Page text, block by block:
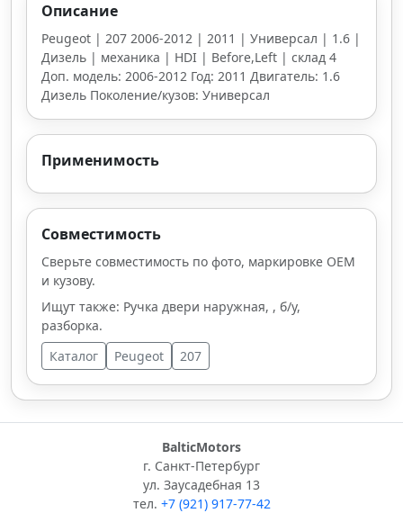
Описание
Peugeot | 207 2006-2012 | 2011 | Универсал | 1.6 |
Дизель | механика | HDI | Before,Left | склад 4
Доп. модель: 2006-2012 Год: 2011 Двигатель: 1.6
Дизель Поколение/кузов: Универсал
Применимость
Совместимость
Сверьте совместимость по фото, маркировке OEM
и кузову.
Ищут также: Ручка двери наружная, , б/у,
разборка.
Каталог
Peugeot 207
BalticMotors
г. Санкт-Петербург
ул. Заусадебная 13
тел. +7 (921) 917-77-42